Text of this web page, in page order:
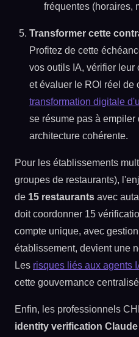
fréquentes (horaires,
Transformer cette
Profitez de cette
vos outils IA, vérifier leur
et évaluer le ROI réel de
transformation digitale
se résume pas à
architecture cohérente.
Pour les établissements
groupes de restaurants),
de 15 restaurants avec
doit coordonner 15
compte unique, avec
établissement, devient une
Les risques liés aux agents
cette gouvernance
Enfin, les professionnels
identity verification